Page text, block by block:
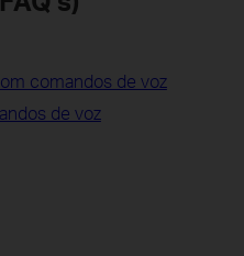
comandos de voz
de voz